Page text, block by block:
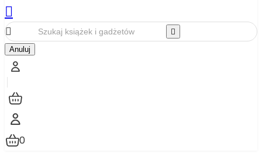



Anuluj
0